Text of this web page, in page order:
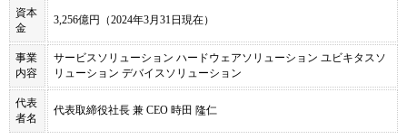
資本
金
3,256億円（2024年3月31日現在）
事業
内容
サービスソリューション ハードウェアソリューション ユビキタスソ
リューション デバイスソリューション
代表
者名
代表取締役社長 兼 CEO 時田 隆仁